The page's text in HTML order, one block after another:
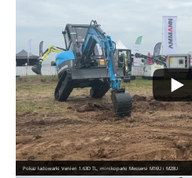
Pokaz ładowarki Venieri 1.63D TL, minikoparki Messersi M16U i M28U